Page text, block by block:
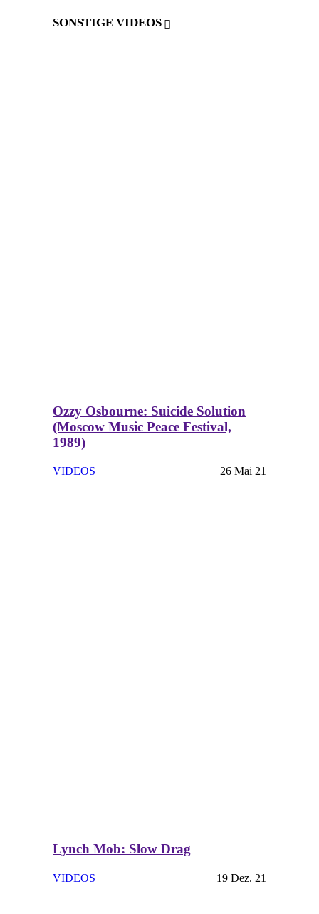
SONSTIGE VIDEOS
Ozzy Osbourne: Suicide Solution
(Moscow Music Peace Festival,
1989)
VIDEOS 26 Mai 21
Lynch Mob: Slow Drag
VIDEOS 19 Dez. 21